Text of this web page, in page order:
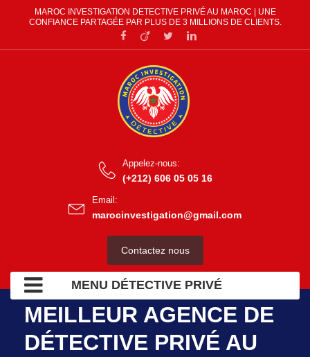
MAROC INVESTIGATION DETECTIVE PRIVÉ AU MAROC | UNE
CONFIANCE PARTAGÉE PAR PLUS DE 3 MILLIONS DE CLIENTS.
Appelez-nous:
(+212) 606 05 05 16
Email:
marocinvestigation@gmail.com
Contactez nous
MENU DÉTECTIVE PRIVÉ
MEILLEUR AGENCE DE
DÉTECTIVE PRIVÉ AU